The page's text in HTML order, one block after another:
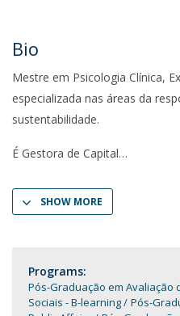
Bio
Mestre em Psicologia Clínica,
especializada nas áreas da
sustentabilidade.
É Gestora de Capital
SHOW MORE
Programs:
Pós-Graduação em Avaliação
Sociais - B-learning
Pós-